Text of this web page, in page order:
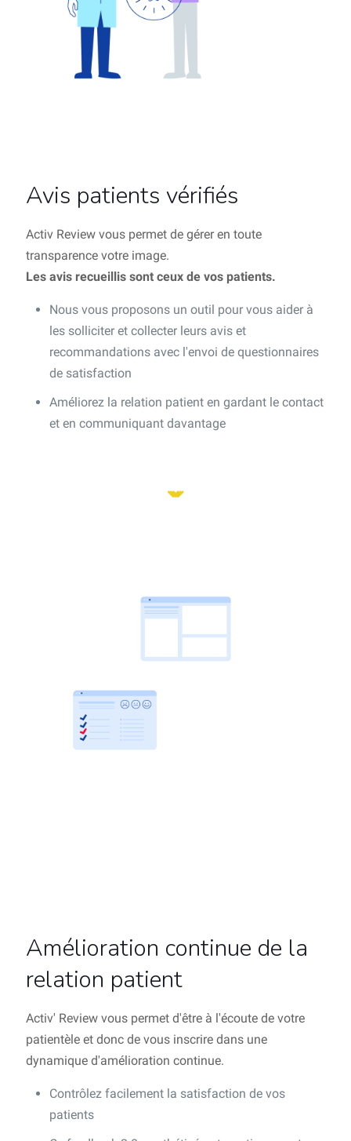
Avis patients vérifiés
Activ Review vous permet de gérer en toute
transparence votre image.
Les avis recueillis sont ceux de vos patients.
Nous vous proposons un outil pour vous aider à
les solliciter et collecter leurs avis et
recommandations avec l'envoi de questionnaires
de satisfaction
Améliorez la relation patient en gardant le contact
et en communiquant davantage
Amélioration continue de la
relation patient
Activ' Review vous permet d'être à l'écoute de votre
patientèle et donc de vous inscrire dans une
dynamique d'amélioration continue.
Contrôlez facilement la satisfaction de vos
patients